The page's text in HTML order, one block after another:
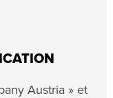
Austria » et